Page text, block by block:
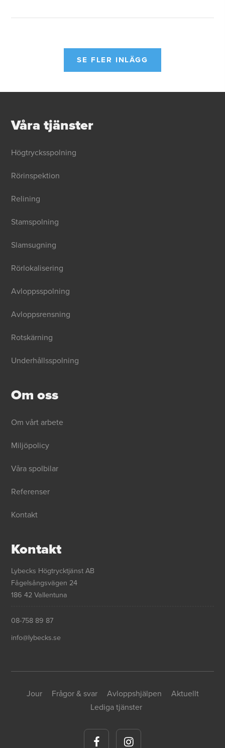
SE FLER INLÄGG
Våra tjänster
Högtrycksspolning
Rörinspektion
Relining
Stamspolning
Slamsugning
Rörlokalisering
Avloppsspolning
Avloppsrensning
Rotskärning
Underhållsspolning
Om oss
Om vårt arbete
Miljöpolicy
Våra spolbilar
Referenser
Kontakt
Kontakt
Lybecks Högtrycktjänst AB
Fågelsångsvägen 24
186 42 Vallentuna
08-758 89 87
info@lybecks.se
Jour Frågor & svar Avloppshjälpen
Aktuellt
Lediga tjänster